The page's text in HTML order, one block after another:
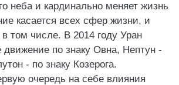
неба и кардинально меняет жизнь
касается всех сфер жизни, и
том числе. В 2014 году Уран
движение по знаку Овна, Нептун -
- по знаку Козерога.
очередь на себе влияния